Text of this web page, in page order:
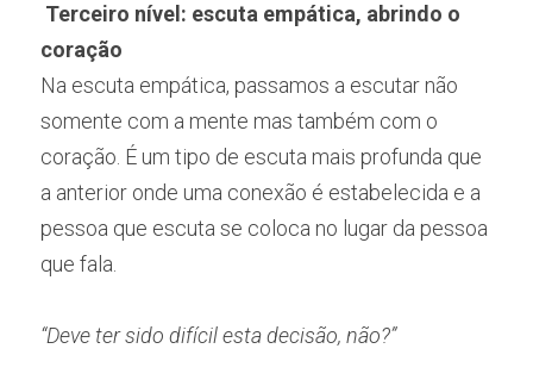
Terceiro nível: escuta empática, abrindo o
coração
Na escuta empática, passamos a escutar não
somente com a mente mas também com o
coração. É um tipo de escuta mais profunda que
a anterior onde uma conexão é estabelecida e a
pessoa que escuta se coloca no lugar da pessoa
que fala.
“Deve ter sido difícil esta decisão, não?”